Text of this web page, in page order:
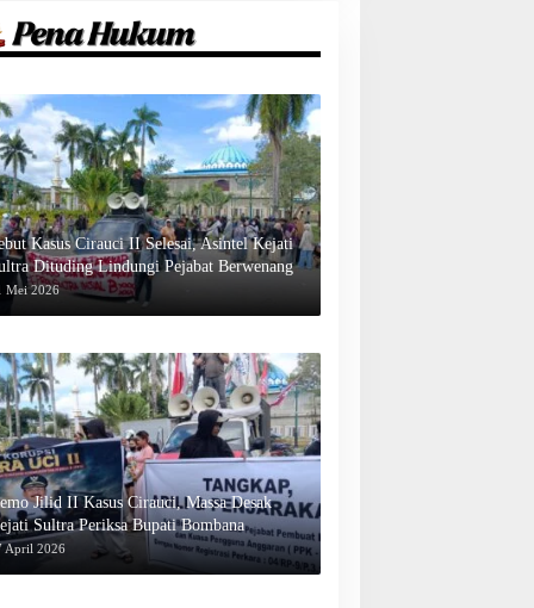
Kasus Cirauci II Selesai, Asintel Kejati
Dituding Lindungi Pejabat Berwenang
Mei 2026
Jilid II Kasus Cirauci, Massa Desak
Sultra Periksa Bupati Bombana
April 2026